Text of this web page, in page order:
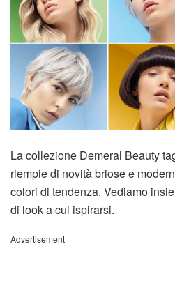
La collezione Demeral Beauty
riempie di novità briose e
colori di tendenza. Vediamo
di look a cui ispirarsi.
Advertisement